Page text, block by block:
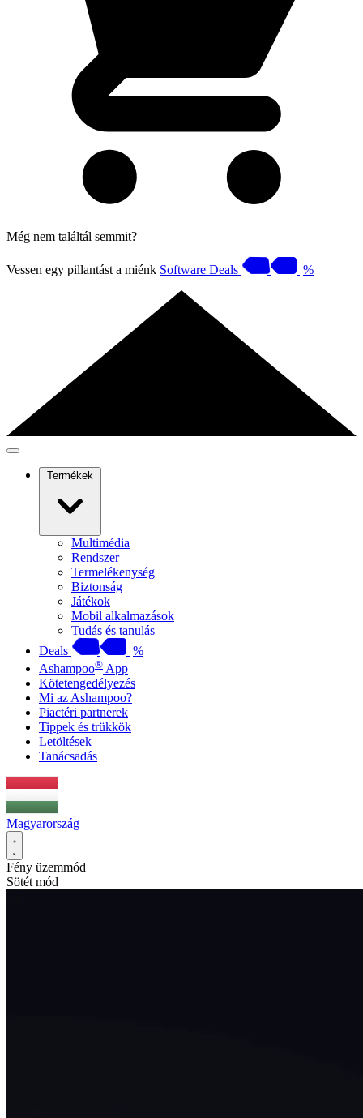
Még nem találtál semmit?
Vessen egy pillantást a miénk Software Deals %
Termékek
Multimédia
Rendszer
Termelékenység
Biztonság
Játékok
Mobil alkalmazások
Tudás és tanulás
Deals
%
Ashampoo® App
Kötetengedélyezés
Mi az Ashampoo?
Piactéri partnerek
Tippek és trükkök
Letöltések
Tanácsadás
Magyarország
Fény üzemmód
Sötét mód